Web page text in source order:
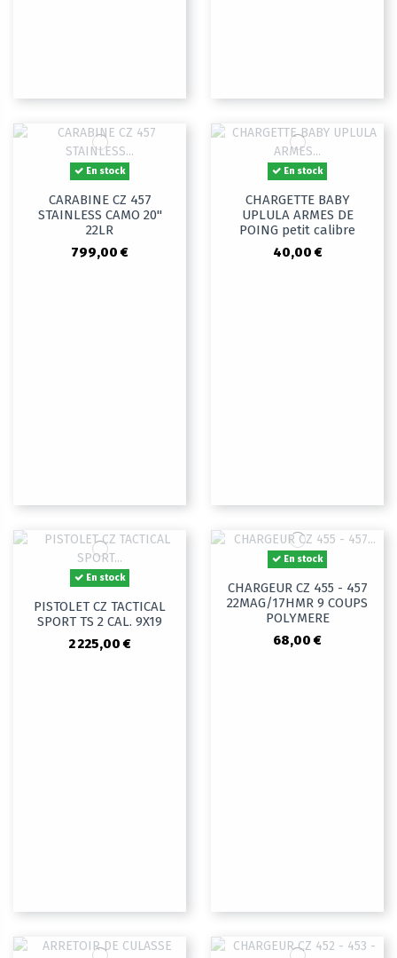
En stock
CARABINE CZ 457
STAINLESS CAMO 20"
22LR
799,00 €
En stock
CHARGETTE BABY
UPLULA ARMES DE
POING petit calibre
40,00 €
En stock
PISTOLET CZ TACTICAL
SPORT TS 2 CAL. 9X19
2 225,00 €
En stock
CHARGEUR CZ 455 - 457
22MAG/17HMR 9 COUPS
POLYMERE
68,00 €